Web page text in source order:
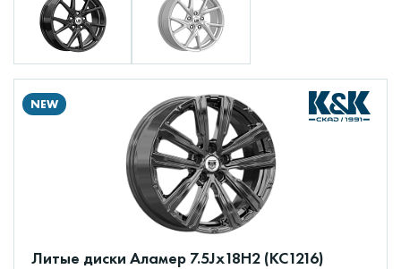
NEW
Литые диски Аламер 7.5Jx18H2 (КС1216)